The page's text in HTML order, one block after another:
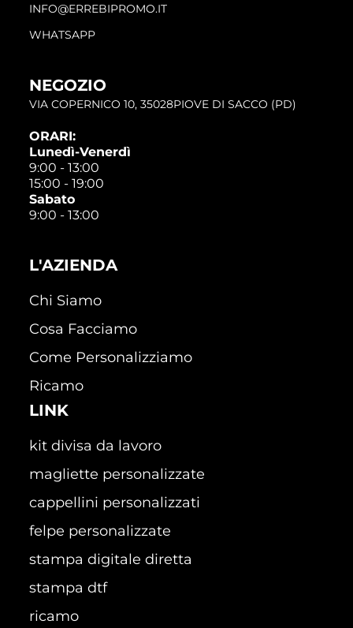
INFO@ERREBIPROMO.IT
WHATSAPP
NEGOZIO
VIA COPERNICO 10, 35028PIOVE DI SACCO (PD)
ORARI:
Lunedì-Venerdì
9:00 - 13:00
15:00 - 19:00
Sabato
9:00 - 13:00
L'AZIENDA
Chi Siamo
Cosa Facciamo
Come Personalizziamo
Ricamo
LINK
kit divisa da lavoro
magliette personalizzate
cappellini personalizzati
felpe personalizzate
stampa digitale diretta
stampa dtf
ricamo